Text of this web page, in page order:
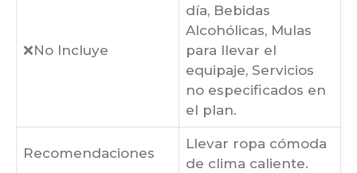
❌No Incluye
día, Bebidas
Alcohólicas, Mulas
para llevar el
equipaje, Servicios
no especificados en
el plan.
Recomendaciones
Llevar ropa cómoda
de clima caliente.